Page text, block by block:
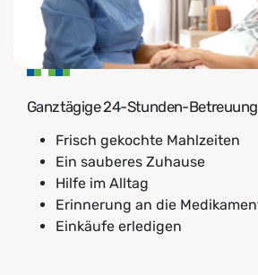
Ganztägige 24-Stunden-
Frisch gekochte Mahlzeiten
Ein sauberes Zuhause
Hilfe im Alltag
Erinnerung an die
Einkäufe erledigen